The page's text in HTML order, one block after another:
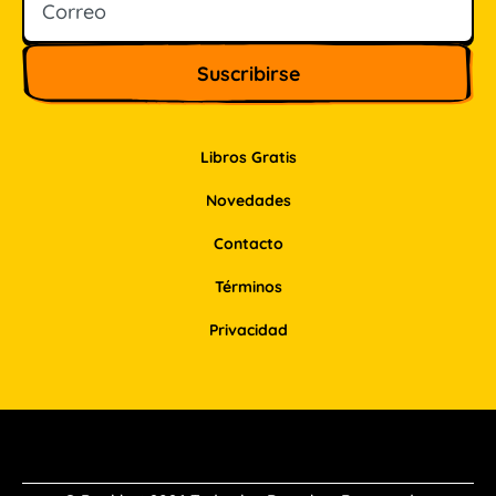
Libros Gratis
Novedades
Contacto
Términos
Privacidad